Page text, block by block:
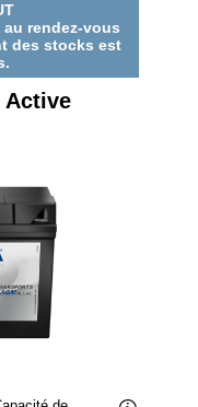
rendez-vous
des stocks est
Active